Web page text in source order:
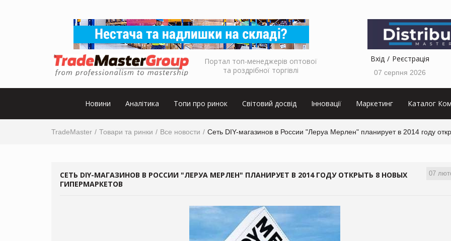
Портал топ-менеджерів оптової
та роздрібної торгівлі
Вхід Реєстрація
07 серпня 2026
Новини Аналітика Топи про ринок Світовий досвід Інновації Маркетинг Каталог
TradeMaster Товари та ринки Все новости Сеть DIY-магазинов в России "Леруа Мерлен" планирует в 2014 году
07
СЕТЬ DIY-МАГАЗИНОВ В РОССИИ "ЛЕРУА МЕРЛЕН" ПЛАНИРУЕТ В 2014 ГОДУ ОТКРЫТЬ 8 НОВЫХ
ГИПЕРМАРКЕТОВ